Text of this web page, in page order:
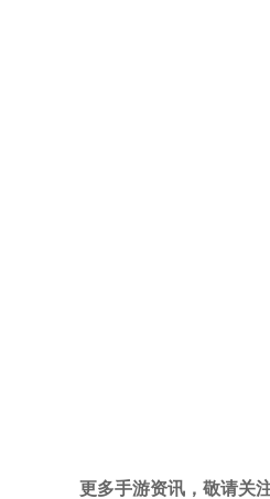
更多手游资讯，敬请关